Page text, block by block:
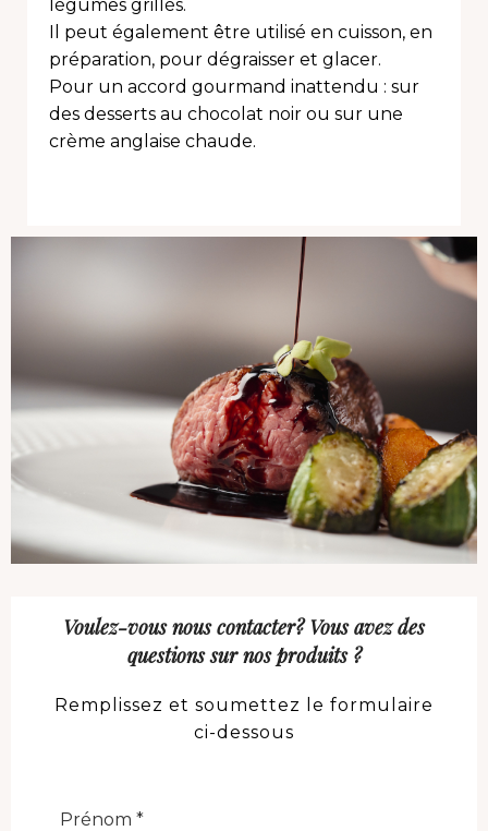
légumes grillés.
Il peut également être utilisé en cuisson, en
préparation, pour dégraisser et glacer.
Pour un accord gourmand inattendu : sur
des desserts au chocolat noir ou sur une
crème anglaise chaude.
Voulez-vous nous contacter? Vous avez des
questions sur nos produits ?
Remplissez et soumettez le formulaire
ci-dessous